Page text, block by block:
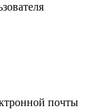
почты